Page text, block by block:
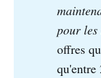
pour
offres
qu'entre